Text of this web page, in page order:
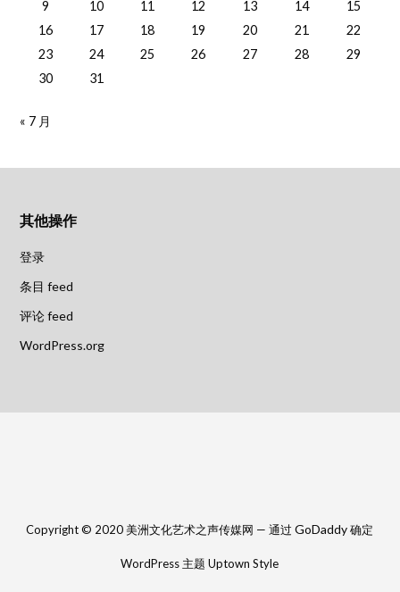
9
10 11 12 13 14
15
16
17 18 19 20 21
22
23
24 25 26 27 28
29
30
31
« 7 月
其他操作
登录
条目 feed
评论 feed
WordPress.org
Copyright © 2020 美洲文化艺术之声传媒网 — 通过GoDaddy确定
WordPress 主题 Uptown Style